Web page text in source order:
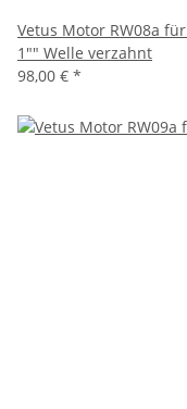
Vetus Motor RW08a
1"" Welle verzahnt
98,00 € *